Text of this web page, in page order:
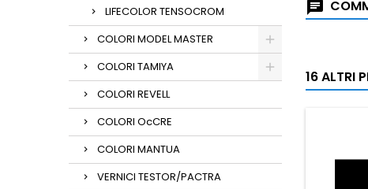
LIFECOLOR TENSOCROM
COLORI MODEL MASTER
COLORI TAMIYA
COLORI REVELL
COLORI OcCRE
COLORI MANTUA
VERNICI TESTOR/PACTRA
16 ALTRI